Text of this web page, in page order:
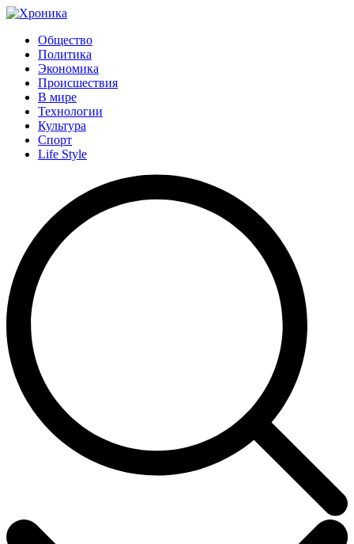
Общество
Политика
Экономика
Происшествия
В мире
Технологии
Культура
Спорт
Life Style